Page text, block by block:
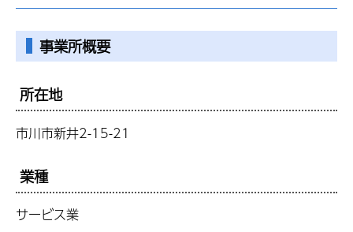
事業所概要
所在地
市川市新井2-15-21
業種
サービス業